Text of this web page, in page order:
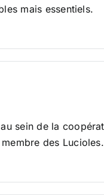
mais essentiels.
sein de la
des Lucioles.